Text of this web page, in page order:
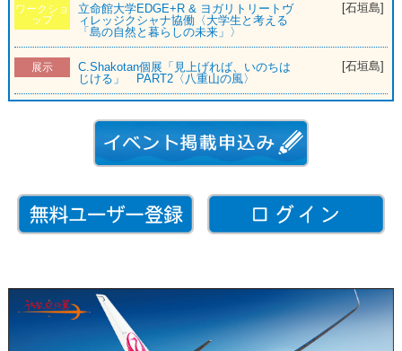
ワークショ
ップ
立命館大学EDGE+R & ヨガリトリートヴ
ィレッジクシャナ協働〈大学生と考える
「島の自然と暮らしの未来」〉
[石垣島]
展示
C.Shakotan個展「見上げれば、いのちは
じける」 PART2〈八重山の風〉
[石垣島]